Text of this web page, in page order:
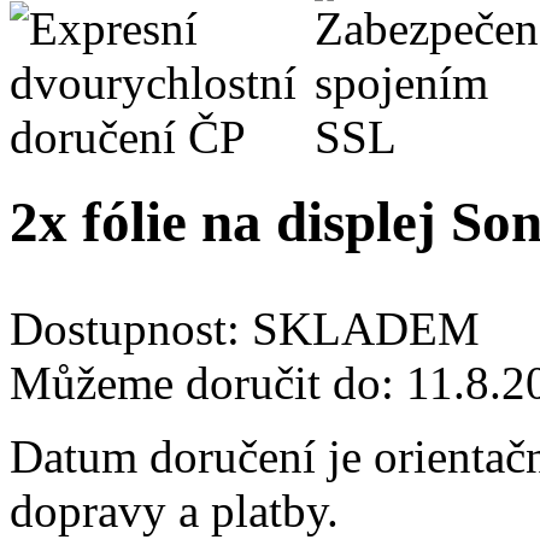
2x fólie na displej
Dostupnost: SKLADEM
Můžeme doručit do:
Datum doručení je
dopravy a platby.